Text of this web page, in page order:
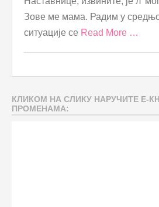
Зове ме мама. Радим у
ситуације се Read More …
КЛИКОМ НА СЛИКУ НАРУЧИТЕ Е-
ПРОМЕНАМА: